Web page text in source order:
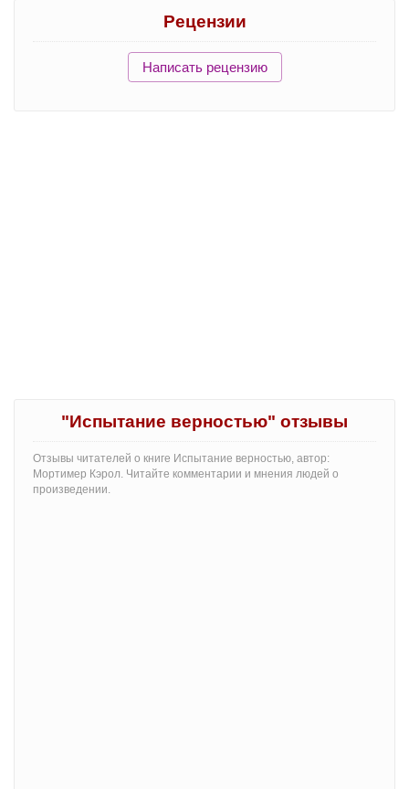
Рецензии
Написать рецензию
"Испытание верностью" отзывы
Отзывы читателей о книге Испытание верностью, автор:
Мортимер Кэрол. Читайте комментарии и мнения людей о
произведении.